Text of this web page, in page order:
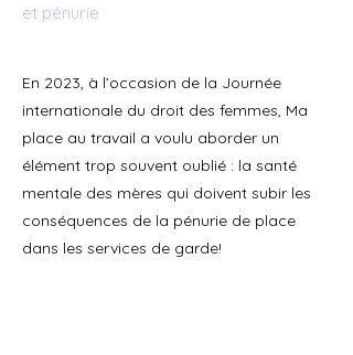
et pénurie
En 2023, à l’occasion de la Journée
internationale du droit des femmes, Ma
place au travail a voulu aborder un
élément trop souvent oublié : la santé
mentale des mères qui doivent subir les
conséquences de la pénurie de place
dans les services de garde!